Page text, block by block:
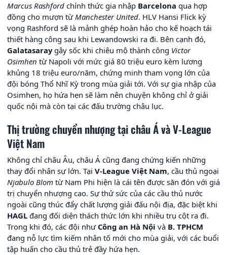
Marcus Rashford chính thức gia nhập Barcelona qua hợp
đồng cho mượn từManchester United. HLV Hansi Flick kỳ
vọng Rashford sẽ là mảnh ghép hoàn hảo cho kế hoạch tái
thiết hàng công sau khi Lewandowski ra đi. Bên cạnh đó,
Galatasaraygây sốc khi chiêu mộ thành công Victor
Osimhen từ Napoli với mức giá 80 triệu euro kèm lương
khủng 18 triệu euro/năm, chứng minh tham vọng lớn của
đội bóng Thổ Nhĩ Kỳ trong mùa giải tới. Với sự gia nhập của
Osimhen, họ hứa hẹn sẽ làm nên chuyện không chỉ ở giải
quốc nội mà còn tại các đấu trường châu lục.
Thị trường chuyển nhượng tại châu Á và V-League
Việt Nam
Không chỉ châu Âu, châu Á cũng đang chứng kiến những
thay đổi nhân sự lớn. Tại V-League Việt Nam, cầu thủ ngoại
Njabulo Blom từ Nam Phi hiện là cái tên được săn đón với giá
trị chuyển nhượng cao. Sự thử sức của các cầu thủ nước
ngoài cũng thúc đẩy chất lượng giải đấu nội địa, đặc biệt khi
HAGL đang đối diện thách thức lớn khi nhiều trụ cột ra đi.
Trong khi đó, các đội nhưCông an Hà Nội và B. TPHCM
đang nỗ lực tìm kiếm nhân tố mới cho mùa giải, với các buổi
tập huấn cho cầu thủ trẻ đầy hứa hẹn.